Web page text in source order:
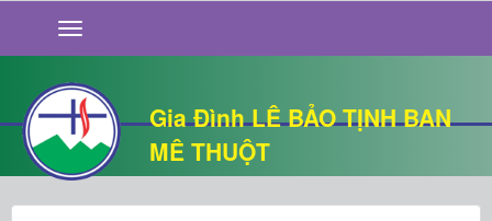
Gia Đình LÊ BẢO TỊNH BAN
MÊ THUỘT
GIỚI THIỆU
TIN TỨC
SỐNG ĐẠO
CHUYỆN NHÀ
QUÁN VĂN